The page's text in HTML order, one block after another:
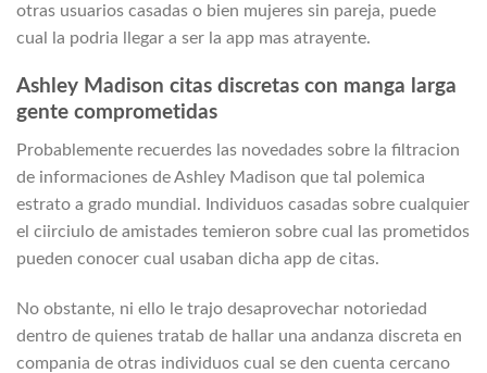
otras usuarios casadas o bien mujeres sin pareja, puede
cual la podri­a llegar a ser la app mas atrayente.
Ashley Madison citas discretas con manga larga
gente comprometidas
Probablemente recuerdes las novedades sobre la filtracion
de informaciones de Ashley Madison que tal polemica
estrato a grado mundial. Individuos casadas sobre cualquier
el ci­irciulo de amistades temieron sobre cual las prometidos
pueden conocer cual usaban dicha app de citas.
No obstante, ni ello le trajo desaprovechar notoriedad
dentro de quienes tratab de hallar una andanza discreta en
compania de otras individuos cual se den cuenta cercano